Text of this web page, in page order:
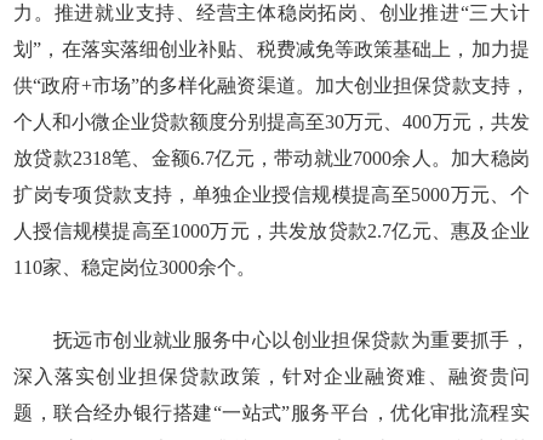
力。推进就业支持、经营主体稳岗拓岗、创业推进“三大计
划”，在落实落细创业补贴、税费减免等政策基础上，加力提
供“政府+市场”的多样化融资渠道。加大创业担保贷款支持，
个人和小微企业贷款额度分别提高至30万元、400万元，共发
放贷款2318笔、金额6.7亿元，带动就业7000余人。加大稳岗
扩岗专项贷款支持，单独企业授信规模提高至5000万元、个
人授信规模提高至1000万元，共发放贷款2.7亿元、惠及企业
110家、稳定岗位3000余个。
抚远市创业就业服务中心以创业担保贷款为重要抓手，
深入落实创业担保贷款政策，针对企业融资难、融资贵问
题，联合经办银行搭建“一站式”服务平台，优化审批流程实